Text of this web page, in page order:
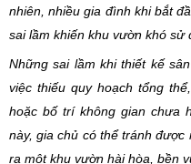
nhiên, nhiều gia đình khi bắt
sai lầm khiến khu vườn khó sử
Những sai lầm khi thiết kế
việc thiếu quy hoạch tổng
hoặc bố trí không gian chưa
này, gia chủ có thể tránh
ra một khu vườn hài hòa, bền